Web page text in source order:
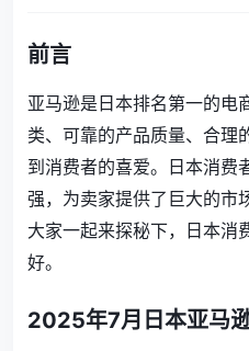
前言
亚马逊是 日本排名第一的电
类、可靠的产品质量、合理
到消费者的喜爱。日本消费
强，为卖家提供了巨大的市
大家一起来探秘下，日本消
好。
2025年7月 日本亚马